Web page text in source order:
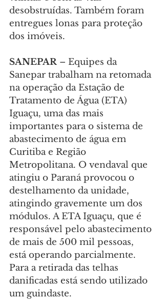
desobstruídas. Também foram
entregues lonas para proteção
dos imóveis.
SANEPAR – Equipes da
Sanepar trabalham na retomada
na operação da Estação de
Tratamento de Água (ETA)
Iguaçu, uma das mais
importantes para o sistema de
abastecimento de água em
Curitiba e Região
Metropolitana. O vendaval que
atingiu o Paraná provocou o
destelhamento da unidade,
atingindo gravemente um dos
módulos. A ETA Iguaçu, que é
responsável pelo abastecimento
de mais de 500 mil pessoas,
está operando parcialmente.
Para a retirada das telhas
danificadas está sendo utilizado
um guindaste.